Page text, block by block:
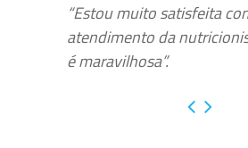
“Estou muito satisfeita
atendimento da
é maravilhosa”.